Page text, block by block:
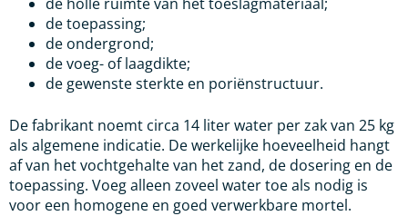
de toepassing;
de ondergrond;
de voeg- of laagdikte;
de gewenste sterkte en poriënstructuur.
De fabrikant noemt circa 14 liter water per zak van 25 kg
als algemene indicatie. De werkelijke hoeveelheid hangt
af van het vochtgehalte van het zand, de dosering en de
toepassing. Voeg alleen zoveel water toe als nodig is
voor een homogene en goed verwerkbare mortel.